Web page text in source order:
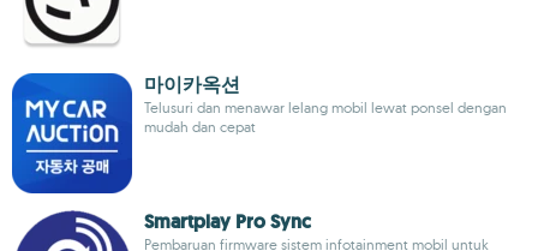
마이카옥션
Telusuri dan menawar lelang mobil lewat ponsel dengan
mudah dan cepat
Smartplay Pro Sync
Pembaruan firmware sistem infotainment mobil untuk